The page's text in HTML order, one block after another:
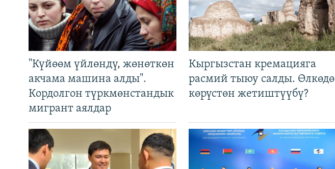
"Күйөөм үйлөндү, жөнөткөн
акчама машина алды".
Кордолгон түркмөнстандык
мигрант аялдар
Кыргызстан кремацияга
расмий тыюу салды. Өлкөдө
көрүстөн жетиштүүбү?